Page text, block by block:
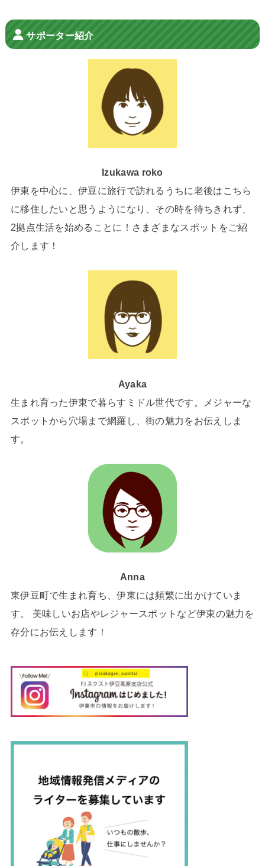
サポーター紹介
Izukawa roko
伊東を中心に、伊豆に旅行で訪れるうちに老後はこちら
に移住したいと思うようになり、その時を待ちきれず、
2拠点生活を始めることに！さまざまなスポットをご紹
介します！
Ayaka
生まれ育った伊東で暮らすミドル世代です。メジャーな
スポットから穴場まで網羅し、街の魅力をお伝えしま
す。
Anna
東伊豆町で生まれ育ち、伊東には頻繁に出かけていま
す。 美味しいお店やレジャースポットなど伊東の魅力を
存分にお伝えします！